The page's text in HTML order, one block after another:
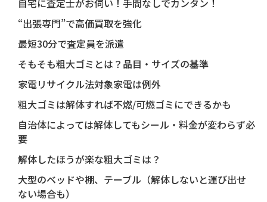
自宅に査定士がお伺い！手間なしでカンタン！
“出張専門”で高価買取を強化
最短30分で査定員を派遣
そもそも粗大ゴミとは？品目・サイズの基準
家電リサイクル法対象家電は例外
粗大ゴミは解体すれば不燃/可燃ゴミにできるかも
自治体によっては解体してもシール・料金が変わらず必
要
解体したほうが楽な粗大ゴミは？
大型のベッドや棚、テーブル（解体しないと運び出せ
ない場合も）